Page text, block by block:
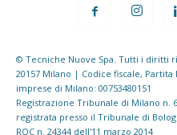
© Tecniche Nuove Spa. Tutti i diritti
20157 Milano | Codice fiscale,
imprese di Milano: 00753480151
Registrazione Tribunale di Milano n.
registrata presso il Tribunale di
ROC n. 24344 dell'11 marzo 2014